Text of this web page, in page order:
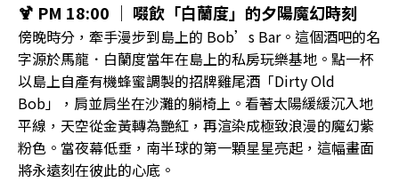
🍹 PM 18:00 ｜ 啜飲「白蘭度」的夕陽魔幻時刻
傍晚時分，牽手漫步到島上的 Bob’s Bar。這個酒吧的名
字源於馬龍．白蘭度當年在島上的私房玩樂基地。點一杯
以島上自產有機蜂蜜調製的招牌雞尾酒「Dirty Old
Bob」，肩並肩坐在沙灘的躺椅上。看著太陽緩緩沉入地
平線，天空從金黃轉為艷紅，再渲染成極致浪漫的魔幻紫
粉色。當夜幕低垂，南半球的第一顆星星亮起，這幅畫面
將永遠刻在彼此的心底。